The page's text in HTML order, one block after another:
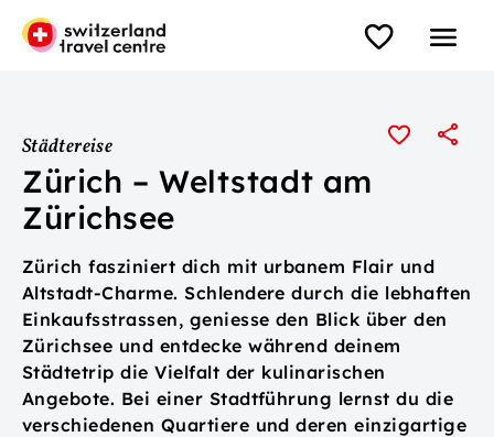
Städtereise
Zürich – Weltstadt am
Zürichsee
Zürich fasziniert dich mit urbanem Flair und
Altstadt-Charme. Schlendere durch die lebhaften
Einkaufsstrassen, geniesse den Blick über den
Zürichsee und entdecke während deinem
Städtetrip die Vielfalt der kulinarischen
Angebote. Bei einer Stadtführung lernst du die
verschiedenen Quartiere und deren einzigartige